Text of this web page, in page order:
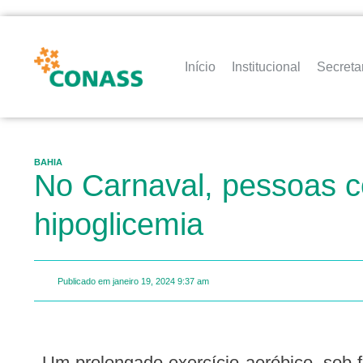
Início Institucional
BAHIA
No Carnaval, pessoas
hipoglicemia
Publicado em janeiro 19, 2024 9:37 am